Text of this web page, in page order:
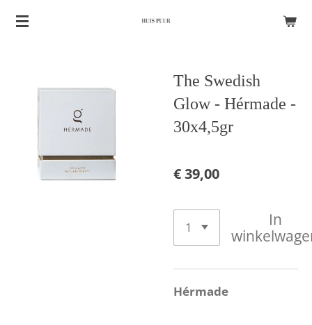
Ga
hoofdinhoud
The Swedish
Glow - Hérmade -
30x4,5gr
€ 39,00
In
Hérmade